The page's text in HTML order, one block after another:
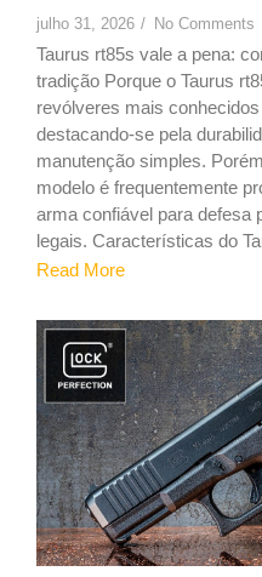
julho 31, 2026 / No Comments
Taurus rt85s vale a pena:
tradição Porque o Taurus
revólveres mais
destacando-se pela
manutenção simples.
modelo é frequentemente
arma confiável para defesa
legais. Características do
Read More
9